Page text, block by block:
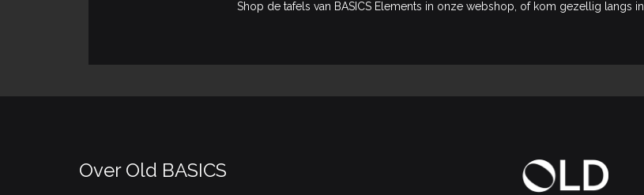
Shop de tafels van BASICS Elements in onze webshop, of kom gezellig langs in
Over Old BASICS